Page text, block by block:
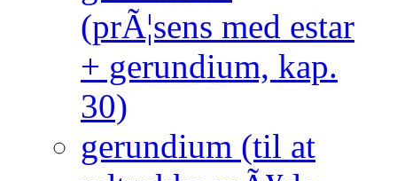
(prÃ¦sens med estar
+ gerundium, kap.
30)
gerundium (til at